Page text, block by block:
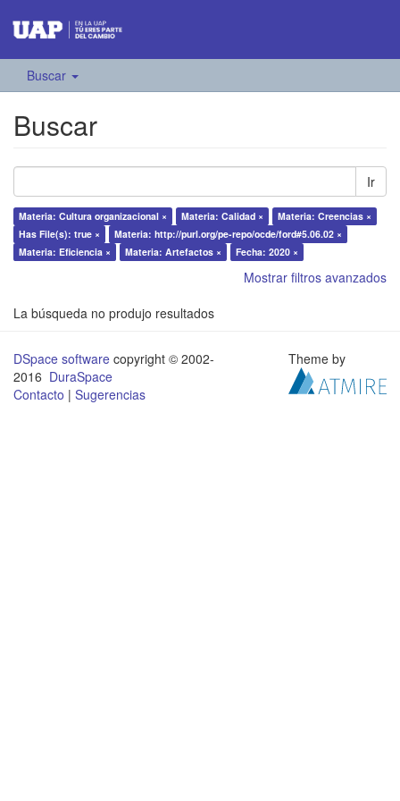
Buscar
Buscar
Ir
Materia: Cultura organizacional × Materia: Calidad ×
Materia: Creencias ×
Has File(s): true ×
Materia: http://purl.org/pe-repo/ocde/ford#5.06.02 ×
Materia: Eficiencia ×
Materia: Artefactos × Fecha: 2020 ×
Mostrar filtros avanzados
La búsqueda no produjo resultados
DSpace software copyright © 2002-
2016 DuraSpace
Contacto | Sugerencias
Theme by